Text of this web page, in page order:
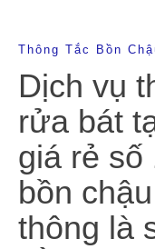
Thông Tắc Bồn
Dịch vụ
rửa bát
giá rẻ số
bồn
thông là